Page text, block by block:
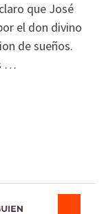
que José
el don divino
de sueños.
…